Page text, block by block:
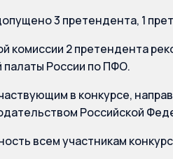
3 претендента, 1
комиссии 2 претендента
России по ПФО.
в конкурсе,
Российской
всем участникам